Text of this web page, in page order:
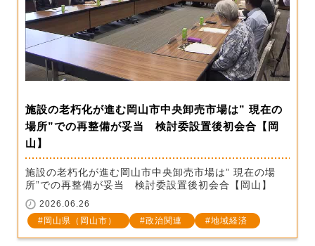
施設の老朽化が進む岡山市中央卸売市場は” 現在の
場所”での再整備が妥当 検討委設置後初会合【岡
山】
施設の老朽化が進む岡山市中央卸売市場は” 現在の場
所”での再整備が妥当 検討委設置後初会合【岡山】
2026.06.26
岡山県（岡山市）
政治関連 地域経済